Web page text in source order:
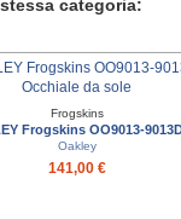
categoria:
Frogskins
Frogskins OO9013-
Oakley
141,00 €